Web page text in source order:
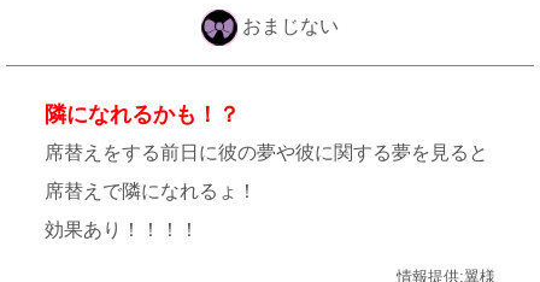
おまじない
隣になれるかも！？
席替えをする前日に彼の夢や彼に関する夢を見ると
席替えで隣になれるょ！
効果あり！！！！
情報提供:翼様